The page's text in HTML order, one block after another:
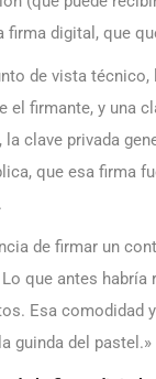
firma digital, que
de vista
el firmante, y una
clave privada
que esa firma
de firmar un
que antes
Esa comodidad
guinda del pastel.»